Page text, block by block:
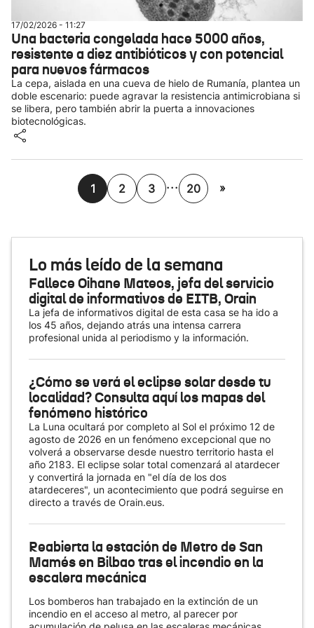
17/02/2026 - 11:27
Una bacteria congelada hace 5000 años,
resistente a diez antibióticos y con potencial
para nuevos fármacos
La cepa, aislada en una cueva de hielo de Rumanía, plantea un
doble escenario: puede agravar la resistencia antimicrobiana si
se libera, pero también abrir la puerta a innovaciones
biotecnológicas.
1 2 3 ... 20 »
Lo más leído de la semana
Fallece Oihane Mateos, jefa del servicio
digital de informativos de EITB, Orain
La jefa de informativos digital de esta casa se ha ido a
los 45 años, dejando atrás una intensa carrera
profesional unida al periodismo y la información.
¿Cómo se verá el eclipse solar desde tu
localidad? Consulta aquí los mapas del
fenómeno histórico
La Luna ocultará por completo al Sol el próximo 12 de
agosto de 2026 en un fenómeno excepcional que no
volverá a observarse desde nuestro territorio hasta el
año 2183. El eclipse solar total comenzará al atardecer
y convertirá la jornada en "el día de los dos
atardeceres", un acontecimiento que podrá seguirse en
directo a través de Orain.eus.
Reabierta la estación de Metro de San
Mamés en Bilbao tras el incendio en la
escalera mecánica
Los bomberos han trabajado en la extinción de un
incendio en el acceso al metro, al parecer por